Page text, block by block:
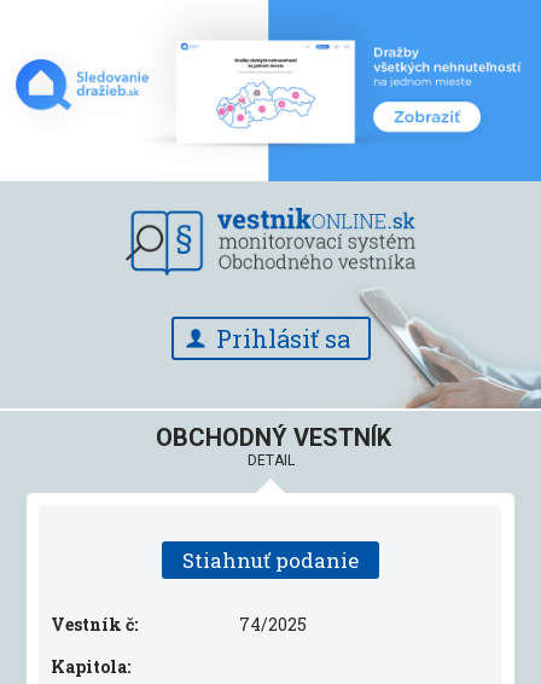
Prihlásiť sa
OBCHODNÝ VESTNÍK
DETAIL
Stiahnuť podanie
Vestník č:
74/2025
Kapitola: